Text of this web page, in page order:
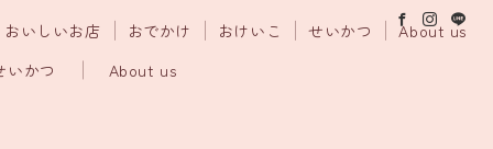
いかつ About us
おいしいお店 おでかけ おけいこ せいかつ About us